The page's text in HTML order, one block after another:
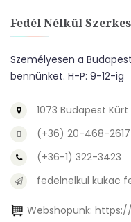
Fedél Nélkül
Személyesen a
bennünket. H-P: 9-12-ig
1073 Budapest
(+36) 20-468-
(+36-1) 322-3423
fedelnelkul kukac
Webshopunk: